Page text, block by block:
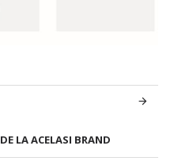
DE LA ACELASI BRAND